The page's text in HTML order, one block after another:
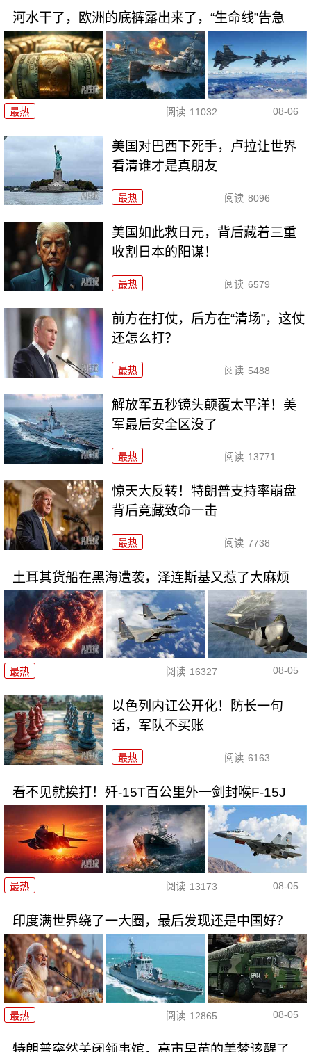
河水干了，欧洲的底裤露出来了，“生命线”告急
最热 阅读 11032 08-06
美国对巴西下死手，卢拉让世界
看清谁才是真朋友
最热 阅读 8096
美国如此救日元，背后藏着三重
收割日本的阳谋！
最热 阅读 6579
前方在打仗，后方在“清场”，这仗
还怎么打？
最热 阅读 5488
解放军五秒镜头颠覆太平洋！美
军最后安全区没了
最热 阅读 13771
惊天大反转！特朗普支持率崩盘
背后竟藏致命一击
最热 阅读 7738
土耳其货船在黑海遭袭，泽连斯基又惹了大麻烦
最热 阅读 16327 08-05
以色列内讧公开化！防长一句
话，军队不买账
最热 阅读 6163
看不见就挨打！歼-15T百公里外一剑封喉F-15J
最热 阅读 13173 08-05
印度满世界绕了一大圈，最后发现还是中国好？
最热 阅读 12865 08-05